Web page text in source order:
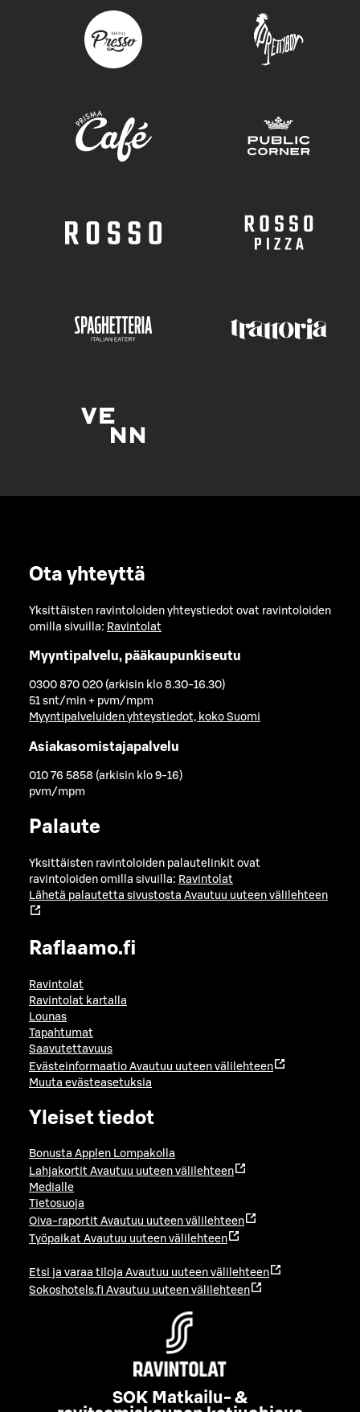
Ota yhteyttä
Yksittäisten ravintoloiden yhteystiedot ovat ravintoloiden
omilla sivuilla: Ravintolat
Myyntipalvelu, pääkaupunkiseutu
0300 870 020 (arkisin klo 8.30-16.30)
51 snt/min + pvm/mpm
Myyntipalveluiden yhteystiedot, koko Suomi
Asiakasomistajapalvelu
010 76 5858 (arkisin klo 9-16)
pvm/mpm
Palaute
Yksittäisten ravintoloiden palautelinkit ovat
ravintoloiden omilla sivuilla: Ravintolat
Lähetä palautetta sivustosta Avautuu uuteen välilehteen
Raflaamo.fi
Ravintolat
Ravintolat kartalla
Lounas
Tapahtumat
Saavutettavuus
Evästeinformaatio Avautuu uuteen välilehteen
Muuta evästeasetuksia
Yleiset tiedot
Bonusta Applen Lompakolla
Lahjakortit Avautuu uuteen välilehteen
Medialle
Tietosuoja
Oiva-raportit Avautuu uuteen välilehteen
Työpaikat Avautuu uuteen välilehteen
Etsi ja varaa tiloja Avautuu uuteen välilehteen
Sokoshotels.fi Avautuu uuteen välilehteen
SOK Matkailu- &